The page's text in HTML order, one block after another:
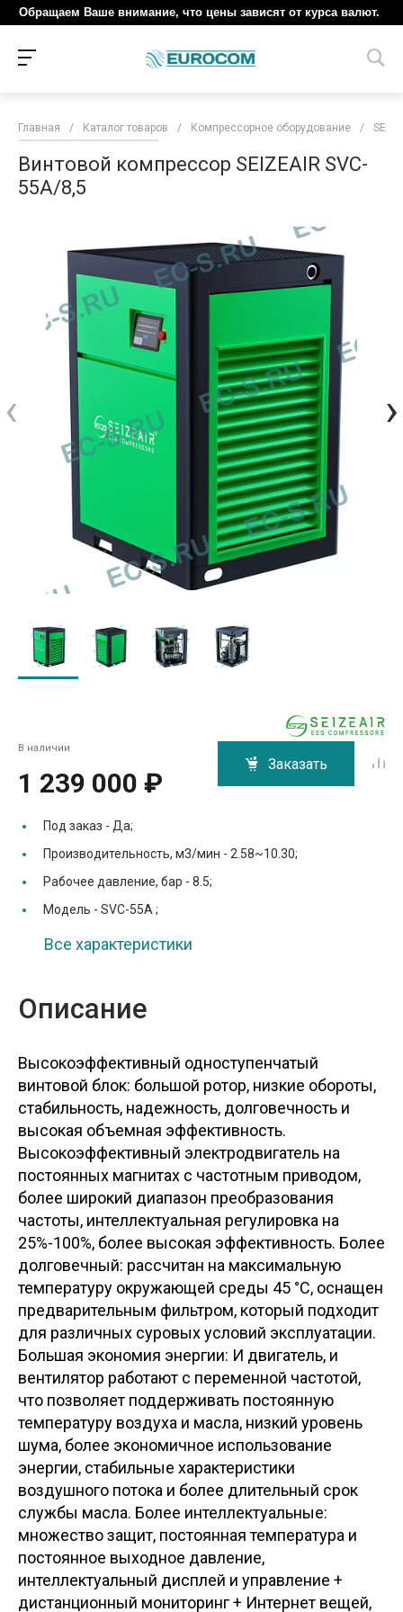
Обращаем Ваше внимание, что цены зависят от курса валют.
Главная / Каталог товаров / Компрессорное оборудование /
Винтовой компрессор SEIZEAIR SVC-
55A/8,5
‹ ›
В наличии
1 239 000 ₽
Заказать
Под заказ - Да;
Производительность, м3/мин - 2.58~10.30;
Рабочее давление, бар - 8.5;
Модель - SVC-55A ;
Все характеристики
Описание
Высокоэффективный одноступенчатый
винтовой блок: большой ротор, низкие обороты,
стабильность, надежность, долговечность и
высокая объемная эффективность.
Высокоэффективный электродвигатель на
постоянных магнитах с частотным приводом,
более широкий диапазон преобразования
частоты, интеллектуальная регулировка на
25%-100%, более высокая эффективность. Более
долговечный: рассчитан на максимальную
температуру окружающей среды 45 °C, оснащен
предварительным фильтром, который подходит
для различных суровых условий эксплуатации.
Большая экономия энергии: И двигатель, и
вентилятор работают с переменной частотой,
что позволяет поддерживать постоянную
температуру воздуха и масла, низкий уровень
шума, более экономичное использование
энергии, стабильные характеристики
воздушного потока и более длительный срок
службы масла. Более интеллектуальные:
множество защит, постоянная температура и
постоянное выходное давление,
интеллектуальный дисплей и управление +
дистанционный мониторинг + Интернет вещей,